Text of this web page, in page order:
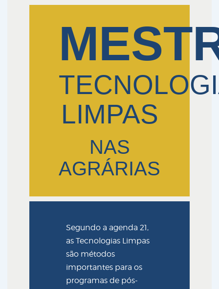
LIMPAS
NAS
AGRÁRIAS
Segundo a agenda 21,
as Tecnologias Limpas
são métodos
importantes para os
programas de pós-